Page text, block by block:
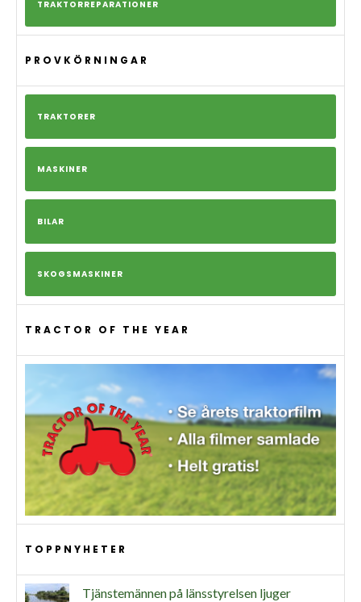
TRAKTORREPARATIONER
PROVKÖRNINGAR
TRAKTORER
MASKINER
BILAR
SKOGSMASKINER
TRACTOR OF THE YEAR
TOPPNYHETER
Tjänstemännen på länsstyrelsen ljuger